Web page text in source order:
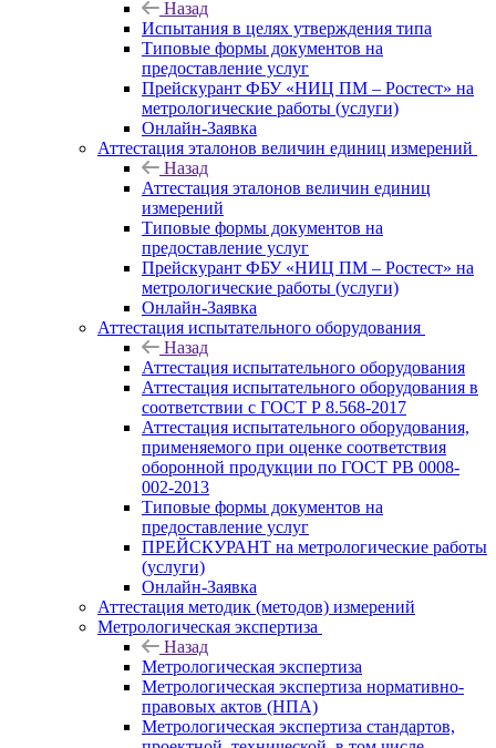
Назад
Испытания в целях утверждения типа
Типовые формы документов на
предоставление услуг
Прейскурант ФБУ «НИЦ ПМ – Ростест» на
метрологические работы (услуги)
Онлайн-Заявка
Аттестация эталонов величин единиц измерений
Назад
Аттестация эталонов величин единиц
измерений
Типовые формы документов на
предоставление услуг
Прейскурант ФБУ «НИЦ ПМ – Ростест» на
метрологические работы (услуги)
Онлайн-Заявка
Аттестация испытательного оборудования
Назад
Аттестация испытательного оборудования
Аттестация испытательного оборудования в
соответствии с ГОСТ Р 8.568-2017
Аттестация испытательного оборудования,
применяемого при оценке соответствия
оборонной продукции по ГОСТ РВ 0008-
002-2013
Типовые формы документов на
предоставление услуг
ПРЕЙСКУРАНТ на метрологические работы
(услуги)
Онлайн-Заявка
Аттестация методик (методов) измерений
Метрологическая экспертиза
Назад
Метрологическая экспертиза
Метрологическая экспертиза нормативно-
правовых актов (НПА)
Метрологическая экспертиза стандартов,